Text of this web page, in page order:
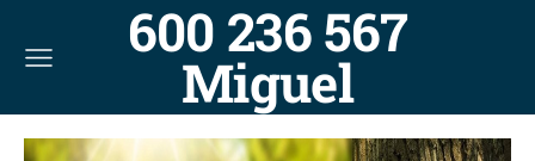
600 236 567
Miguel